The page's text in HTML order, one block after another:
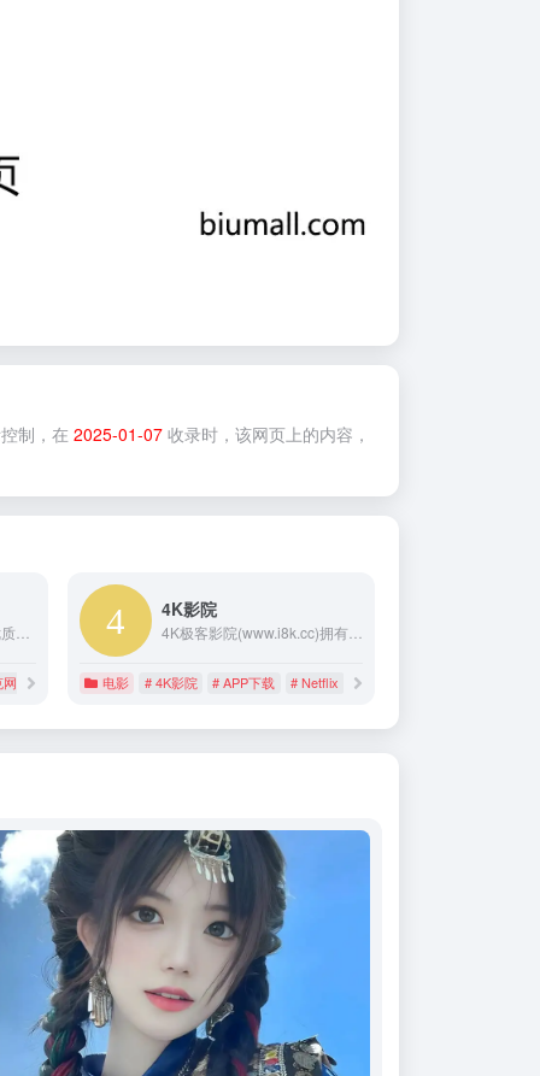
制，在 2025-01-07 收录时，该网页上的内容，
网盘
4K影院
4K极客影院(www.i8k.cc)拥有上万集NetFlix超高清画质的在线资源,无需下载,额外提供APP,我们的优势:观看完全免费、无须注册、高速稳定播放、官网同步实时更新的专业在线新极客影院,我们致力为所有netflix迷们提供最好看的热播剧。
电影 # 4K影院 # APP下载 # Netflix